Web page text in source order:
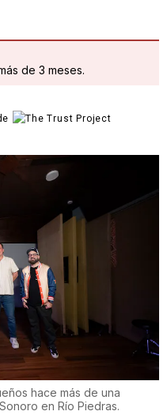
de 3 meses.
hace más de una
en Río Piedras.